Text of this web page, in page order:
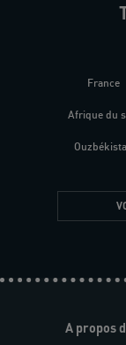
France
Afrique du
A propos